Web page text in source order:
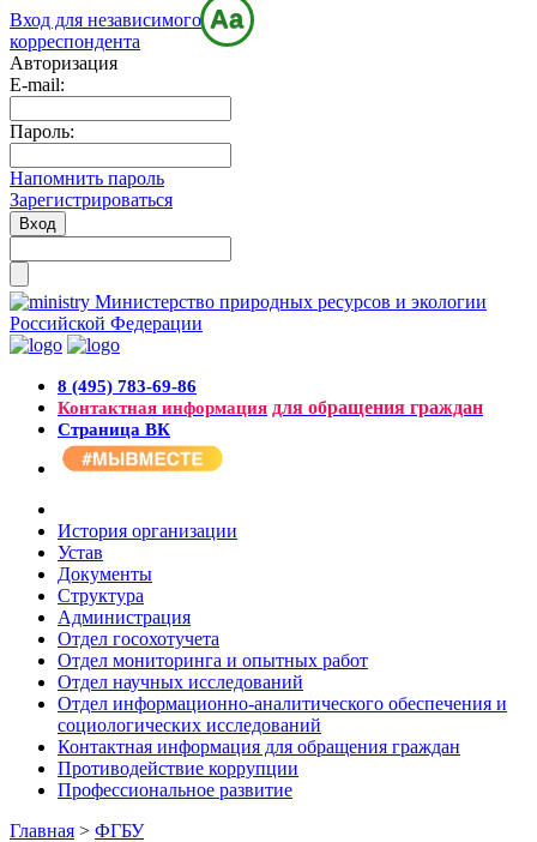
Вход для независимого
корреспондента
Авторизация
E-mail:
Пароль:
Напомнить пароль
Зарегистрироваться
Министерство природных ресурсов и экологии
Российской Федерации
Aa
8 (495) 783-69-86
Контактная информация для обращения граждан
Страница ВК
История организации
Устав
Документы
Структура
Администрация
Отдел госохотучета
Отдел мониторинга и опытных работ
Отдел научных исследований
Отдел информационно-аналитического обеспечения и
социологических исследований
Контактная информация для обращения граждан
Противодействие коррупции
Профессиональное развитие
Главная > ФГБУ